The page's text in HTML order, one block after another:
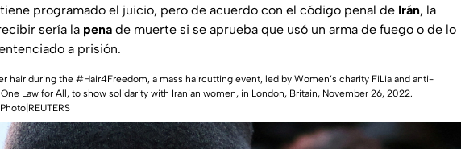
programado el juicio, pero de acuerdo con el código penal de Irán, la
sería la pena de muerte si se aprueba que usó un arma de fuego o de lo
a prisión.
hair during the #Hair4Freedom, a mass haircutting event, led by Women’s charity FiLia and anti-
Law for All, to show solidarity with Iranian women, in London, Britain, November 26, 2022.